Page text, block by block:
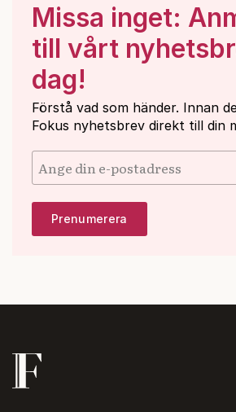
Missa inget:
till vårt
dag!
Förstå vad som händer. Innan
Fokus nyhetsbrev direkt till din